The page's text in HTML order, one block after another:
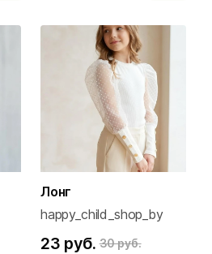
Лонг
happy_child_shop_by
23 руб. 30 руб.